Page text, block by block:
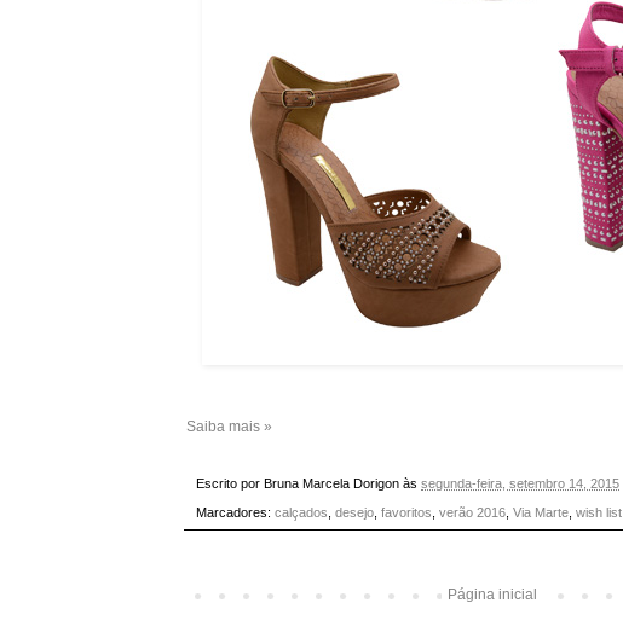
Saiba mais »
Escrito por Bruna Marcela Dorigon às segunda-feira, setembro 14, 2015
Marcadores: calçados desejo favoritos verão 2016 Via Marte wish list
Página inicial